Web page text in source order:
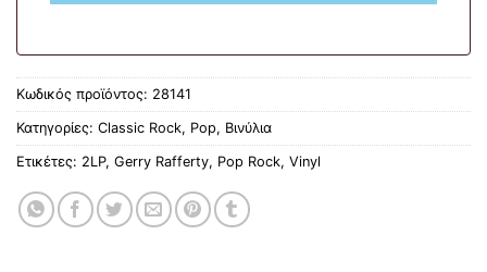
Κωδικός προϊόντος: 28141
Κατηγορίες: Classic Rock, Pop, Βινύλια
Ετικέτες: 2LP, Gerry Rafferty, Pop Rock, Vinyl